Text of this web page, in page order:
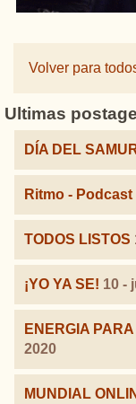
Volver para
Ultimas
DÍA DEL
Ritmo -
TODOS LISTOS
¡YO YA SE! 10 -
ENERGIA
2020
MUNDIAL